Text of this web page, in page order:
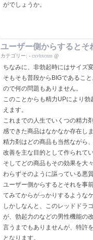
がでしょうか。
ユーザー側からするとそ
カテゴリー: - cxvbxcnm @
ちなみに、非勃起時にはサイズ
そもそも普段からBIGであるこ
ので何の問題もありません。
このことからも精力UPにより
えます。
これまでの人生でいくつの精力剤
感できた商品はなかなか存在しま
精力剤はどの商品も当然ながら
改善を主な目的として作られてい
そしてどの商品もその効果を大
わらずそのように謳っている悪
ユーザー側からするとそれを事
てみてからがっかりするような
しかしなんと、このレッドドラ
が、勃起力のなどの男性機能の
言うまでもありませんが、特許
となります。